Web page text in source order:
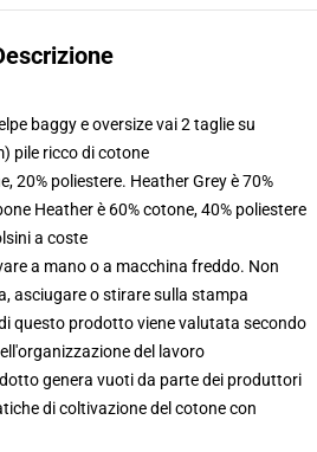
baggy e oversize vai 2 taglie su
pile ricco di cotone
20% poliestere. Heather Grey è 70%
Heather è 60% cotone, 40% poliestere
a coste
a mano o a macchina freddo. Non
asciugare o stirare sulla stampa
questo prodotto viene valutata secondo
del lavoro
genera vuoti da parte dei produttori
di coltivazione del cotone con